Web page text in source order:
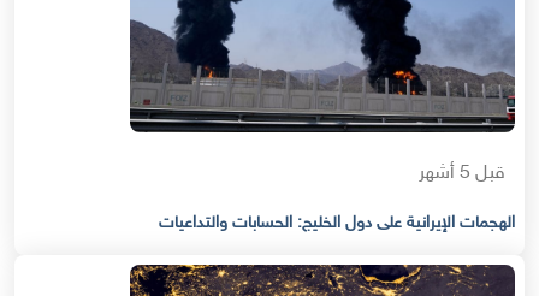
قبل 5 أشهر
الهجمات الإيرانية على دول الخليج: الحسابات والتداعيات